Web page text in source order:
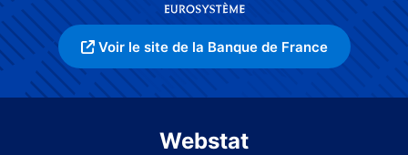
Voir le site de la Banque de France
Webstat